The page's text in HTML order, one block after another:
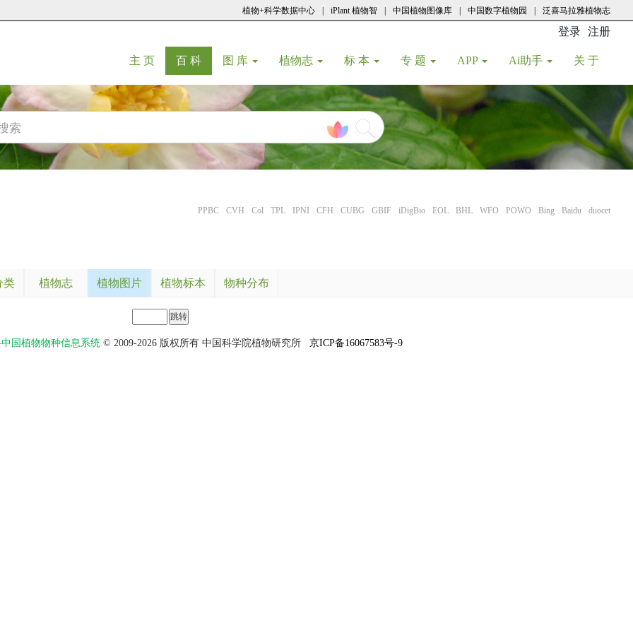
植物+科学数据中心 iPlant 植物智 中国植物图像库 中国数字植物园 泛喜马拉雅植物志
登录 注册
主 页(current)
百 科(current)
图 库 植物志 标 本 专 题 APP Ai助手 关 于
PPBC CVH Col TPL IPNI CFH CUBG GBIF iDigBio EOL BHL WFO POWO Bing Baidu duocet
类 植物志 植物图片 植物标本 物种分布
国植物物种信息系统 © 2009-2026 版权所有 中国科学院植物研究所 京ICP备16067583号-9